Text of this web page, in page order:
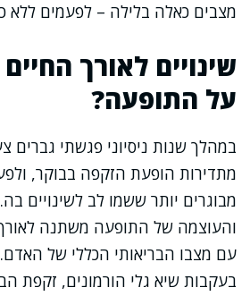
מצבים כאלה בלילה – לפעמים ללא
שינויים לאורך
על התופעה?
במהלך שנות ניסיוני פגשתי גברים
מתדירות הופעת הזקפה בבוקר,
מבוגרים יותר ששמו לב לשינויים
והעוצמה של התופעה משתנה
עם מצבו הבריאותי הכללי של
בעקבות שיא גלי הורמונים, זקפת